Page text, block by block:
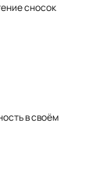
сносок
в своём